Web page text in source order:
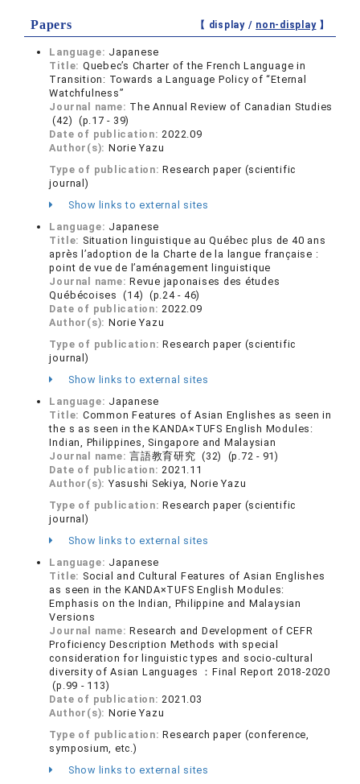
Papers 【 display / non-display】
Language: Japanese
Title: Quebec’s Charter of the French Language in
Transition: Towards a Language Policy of “Eternal
Watchfulness”
Journal name: The Annual Review of Canadian Studies
(42) (p.17 - 39)
Date of publication: 2022.09
Author(s): Norie Yazu
Type of publication:Research paper (scientific
journal)
Show links to external sites
Language: Japanese
Title: Situation linguistique au Québec plus de 40 ans
après l’adoption de la Charte de la langue française :
point de vue de l’aménagement linguistique
Journal name:Revue japonaises des études
Québécoises (14) (p.24 - 46)
Date of publication: 2022.09
Author(s): Norie Yazu
Type of publication:Research paper (scientific
journal)
Show links to external sites
Language: Japanese
Title: Common Features of Asian Englishes as seen in
the s as seen in the KANDA×TUFS English Modules:
Indian, Philippines, Singapore and Malaysian
Journal name:言語教育研究 (32) (p.72 - 91)
Date of publication: 2021.11
Author(s): Yasushi Sekiya, Norie Yazu
Type of publication:Research paper (scientific
journal)
Show links to external sites
Language: Japanese
Title: Social and Cultural Features of Asian Englishes
as seen in the KANDA×TUFS English Modules:
Emphasis on the Indian, Philippine and Malaysian
Versions
Journal name:Research and Development of CEFR
Proficiency Description Methods with special
consideration for linguistic types and socio-cultural
diversity of Asian Languages ：Final Report 2018-2020
(p.99 - 113)
Date of publication: 2021.03
Author(s): Norie Yazu
Type of publication:Research paper (conference,
symposium, etc.)
Show links to external sites